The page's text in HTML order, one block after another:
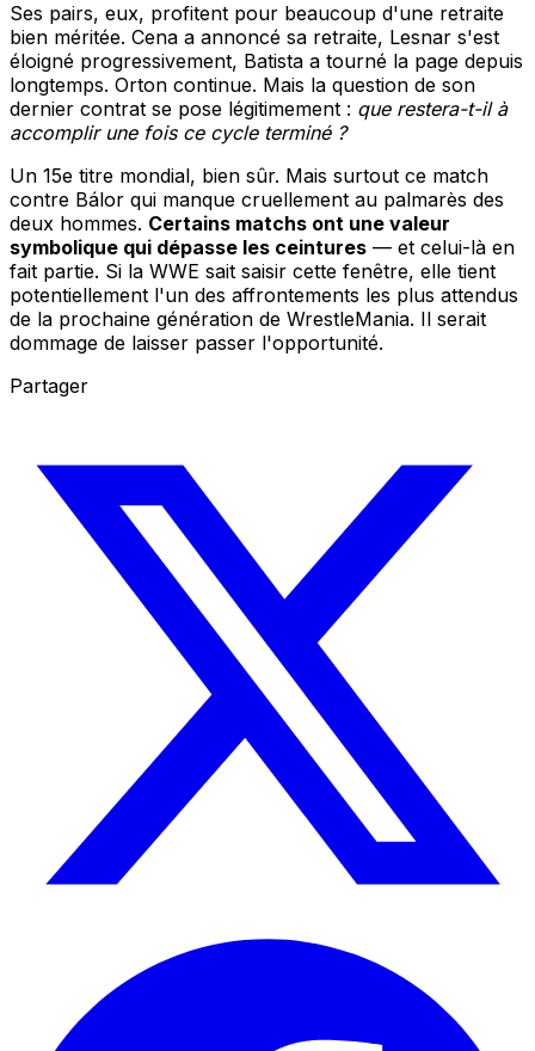
Ses pairs, eux, profitent pour beaucoup d'une retraite
bien méritée. Cena a annoncé sa retraite, Lesnar s'est
éloigné progressivement, Batista a tourné la page depuis
longtemps. Orton continue. Mais la question de son
dernier contrat se pose légitimement : que restera-t-il à
accomplir une fois ce cycle terminé ?
Un 15e titre mondial, bien sûr. Mais surtout ce match
contre Bálor qui manque cruellement au palmarès des
deux hommes. Certains matchs ont une valeur
symbolique qui dépasse les ceintures — et celui-là en
fait partie. Si la WWE sait saisir cette fenêtre, elle tient
potentiellement l'un des affrontements les plus attendus
de la prochaine génération de WrestleMania. Il serait
dommage de laisser passer l'opportunité.
Partager